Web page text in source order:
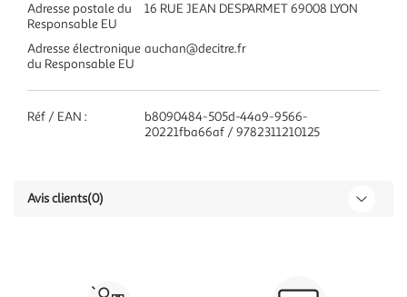
Adresse postale du
Responsable EU
16 RUE JEAN DESPARMET 69008 LYON
Adresse électronique
du Responsable EU
auchan@decitre.fr
Réf / EAN :
b8090484-505d-44a9-9566-
20221fba66af / 9782311210125
Avis clients(0)